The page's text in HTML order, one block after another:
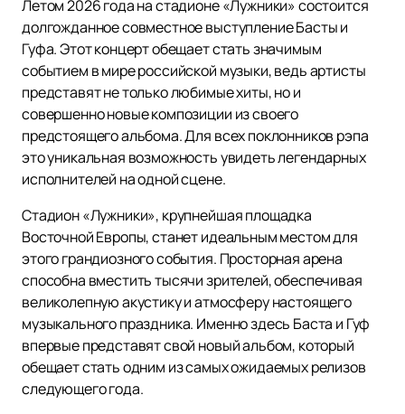
Летом 2026 года на стадионе «Лужники» состоится
долгожданное совместное выступление Басты и
Гуфа. Этот концерт обещает стать значимым
событием в мире российской музыки, ведь артисты
представят не только любимые хиты, но и
совершенно новые композиции из своего
предстоящего альбома. Для всех поклонников рэпа
это уникальная возможность увидеть легендарных
исполнителей на одной сцене.
Стадион «Лужники», крупнейшая площадка
Восточной Европы, станет идеальным местом для
этого грандиозного события. Просторная арена
способна вместить тысячи зрителей, обеспечивая
великолепную акустику и атмосферу настоящего
музыкального праздника. Именно здесь Баста и Гуф
впервые представят свой новый альбом, который
обещает стать одним из самых ожидаемых релизов
следующего года.